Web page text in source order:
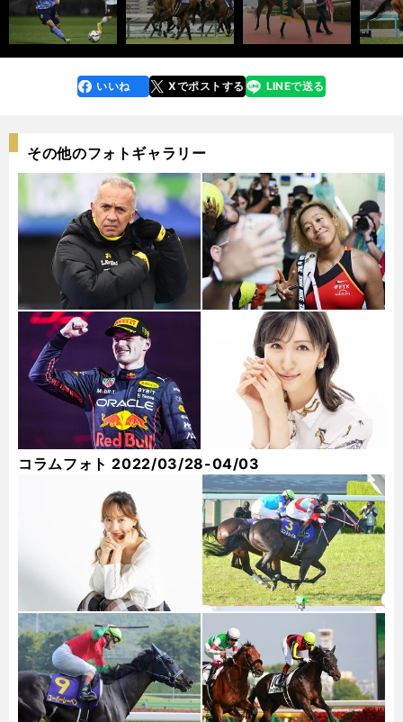
faceboo
k
いいね Xでポストする
line LINEで送る
その他のフォトギャラリー
コラムフォト 2022/03/28-04/03